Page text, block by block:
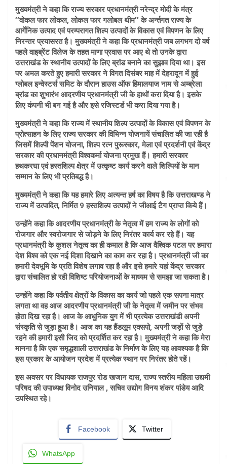
मुख्यमंत्री ने कहा कि राज्य सरकार प्रधानमंत्री नरेन्द्र मोदी के मंत्र
’’वोकल फार लोकल, लोकल फार गलोबल थीम’’ के अर्न्तगत राज्य के
आर्गेनिक उत्पाद एवं परम्परागत शिल्प उत्पादों के विकास एवं विपणन के लिए
निरन्तर प्रयासरत है। मुख्यमंत्री ने कहा कि प्रधानमंत्री जब लगभग दो वर्ष
पहले वाइब्रेंट विलेज के तहत माणा प्रवास पर आए थे तो उनके द्वारा
उत्तराखंड के स्थानीय उत्पादों के लिए ब्रांड बनाने का सुझाव दिया था। इस
पर अमल करते हुए हमारी सरकार ने विगत दिसंबर माह में देहरादून में हुई
ग्लोबल इन्वेस्टर्स समिट के दौरान हाउस ऑफ हिमालयाज नाम से अम्ब्रेला
ब्रांड का शुभारंभ आदरणीय प्रधानमंत्री जी के हाथों करा दिया है। इसके
लिए कंपनी भी बन गई है और इसे रजिस्टर्ड भी करा दिया गया है।
मुख्यमंत्री ने कहा कि राज्य में स्थानीय शिल्प उत्पादों के विकास एवं विपणन के
प्रोत्साहन के लिए राज्य सरकार की विभिन्न योजनायें संचालित की जा रही है
जिसमें शिल्पी पेंशन योजना, शिल्प रत्न पुरूस्कार, मेला एवं प्रदर्शनी एवं केंद्र
सरकार की प्रधानमंत्री विश्वकर्मा योजना प्रमुख हैं। हमारी सरकार
हथकरघा एवं हस्तशिल्प क्षेत्र में उत्कृष्ट कार्य करने वाले शिल्पियों के मान
सम्मान के लिए भी प्रतिबद्ध है।
मुख्यमंत्री ने कहा कि यह हमारे लिए अत्यन्त हर्ष का विषय है कि उत्तराखण्ड ने
राज्य में उत्पादित, निर्मित 9 हस्तशिल्प उत्पादों ने जीआई टैग प्राप्त किये हैं।
उन्होंने कहा कि आदरणीय प्रधानमंत्री के नेतृत्व में हम राज्य के लोगों को
रोजगार और स्वरोजगार से जोड़ने के लिए निरंतर कार्य कर रहे हैं। यह
प्रधानमंत्री के कुशल नेतृत्व का ही कमाल है कि आज वैश्विक पटल पर हमारा
देश विश्व को एक नई दिशा दिखाने का काम कर रहा है। प्रधानमंत्री जी का
हमारी देवभूमि के प्रति विशेष लगाव रहा है और इसे हमारे यहां केंद्र सरकार
द्वारा संचालित हो रही विशिष्ट परियोजनाओं के माध्यम से समझा जा सकता है।
उन्होंने कहा कि पर्वतीय क्षेत्रों के विकास का कार्य जो पहले एक सपना मात्र
लगता था वह आज आदरणीय प्रधानमंत्री जी के नेतृत्व में जमीन पर संभव
होता दिख रहा है। आज के आधुनिक युग में भी प्रत्येक उत्तराखंडी अपनी
संस्कृति से जुड़ा हुआ है। आज का यह हैंडलूम एक्सपो, अपनी जड़ों से जुड़े
रहने की हमारी इसी जिद को प्रदर्शित कर रहा है। मुख्यमंत्री ने कहा कि मेरा
मानना है कि एक समृद्धशाली उत्तराखंड के निर्माण के लिए यह आवश्यक है कि
इस प्रकार के आयोजन प्रदेश में प्रत्येक स्थान पर निरंतर होते रहें।
इस अवसर पर विधायक राजपुर रोड खजान दास, राज्य स्तरीय महिला उद्यमी
परिषद की उपाध्यक्ष विनोद उनियाल , सचिव उद्योग विनय शंकर पांडेय आदि
उपस्थित रहे।
Facebook Twitter
WhatsApp